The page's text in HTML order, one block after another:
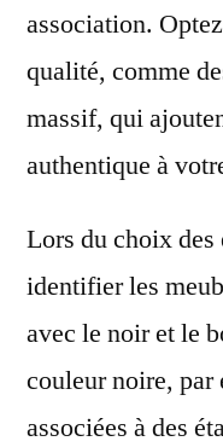
association.
qualité, comme
massif, qui
authentique à
Lors du choix des
identifier les
avec le noir et le
couleur noire, par
associées à des